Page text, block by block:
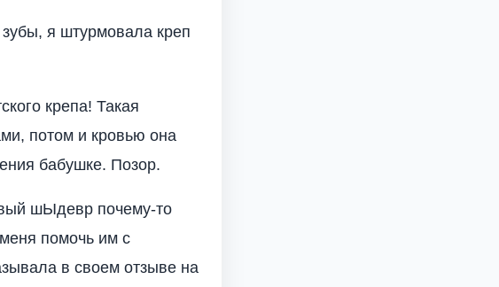
я штурмовала креп
крепа! Такая
потом и кровью она
бабушке. Позор.
шЫдевр почему-то
помочь им с
в своем отзыве на